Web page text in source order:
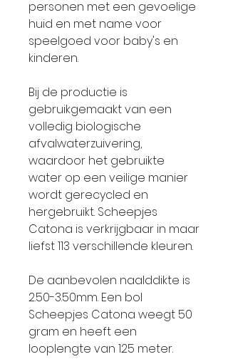
personen met een gevoelige
huid en met name voor
speelgoed voor baby's en
kinderen.
Bij de productie is
gebruikgemaakt van een
volledig biologische
afvalwaterzuivering,
waardoor het gebruikte
water op een veilige manier
wordt gerecycled en
hergebruikt. Scheepjes
Catona is verkrijgbaar in maar
liefst 113 verschillende kleuren.
De aanbevolen naalddikte is
2.50-3.50mm. Een bol
Scheepjes Catona weegt 50
gram en heeft een
looplengte van 125 meter.